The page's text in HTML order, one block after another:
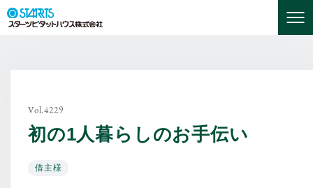
Vol.4229
初の1人暮らしのお手伝い
借主様